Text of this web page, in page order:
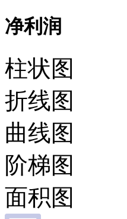
净利润
柱状图
折线图
曲线图
阶梯图
面积图